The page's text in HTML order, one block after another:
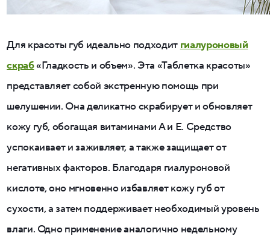
Для красоты губ идеально подходит гиалуроновый
скраб«Гладкость и объем». Эта «Таблетка красоты»
представляет собой экстренную помощь при
шелушении. Она деликатно скрабирует и обновляет
кожу губ, обогащая витаминами A и E. Средство
успокаивает и заживляет, а также защищает от
негативных факторов. Благодаря гиалуроновой
кислоте, оно мгновенно избавляет кожу губ от
сухости, а затем поддерживает необходимый уровень
влаги. Одно применение аналогично недельному